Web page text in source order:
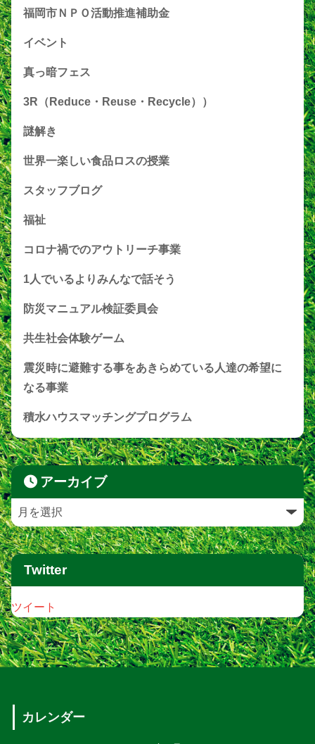
福岡市ＮＰＯ活動推進補助金
イベント
真っ暗フェス
3R（Reduce・Reuse・Recycle））
謎解き
世界一楽しい食品ロスの授業
スタッフブログ
福祉
コロナ禍でのアウトリーチ事業
1人でいるよりみんなで話そう
防災マニュアル検証委員会
共生社会体験ゲーム
震災時に避難する事をあきらめている人達の希望に
なる事業
積水ハウスマッチングプログラム
アーカイブ
Twitter
ツイート
カレンダー